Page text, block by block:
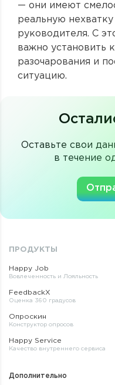
— они имеют
реальную
руководителя. С
важно установить
разочарования и
ситуацию.
Оставьте свои
в течение
ПРОДУКТЫ
Happy Job
Вовлеченность и Лояльность
FeedbackX
Оценка 360 градусов
Опроскин
Конструктор опросов
Happy Service
Качество внутреннего сервиса
Дополнительно